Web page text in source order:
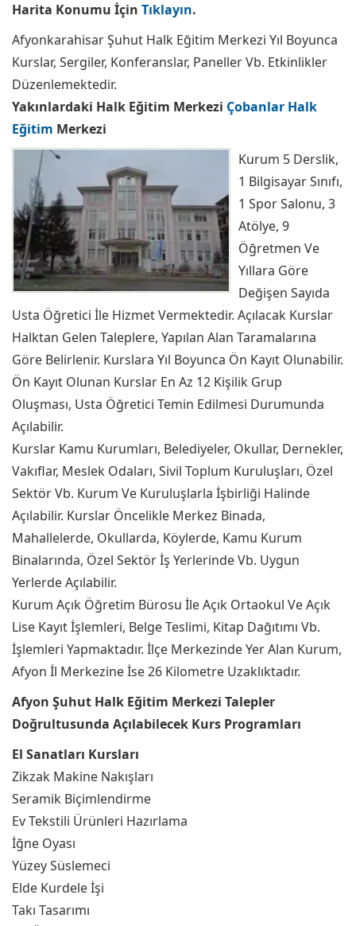
Harita Konumu İçin Tıklayın.
Afyonkarahisar Şuhut Halk Eğitim Merkezi Yıl Boyunca
Kurslar, Sergiler, Konferanslar, Paneller Vb. Etkinlikler
Düzenlemektedir.
Yakınlardaki Halk Eğitim Merkezi Çobanlar Halk
Eğitim Merkezi
Kurum 5 Derslik,
1 Bilgisayar Sınıfı,
1 Spor Salonu, 3
Atölye, 9
Öğretmen Ve
Yıllara Göre
Değişen Sayıda
Usta Öğretici İle Hizmet Vermektedir. Açılacak Kurslar
Halktan Gelen Taleplere, Yapılan Alan Taramalarına
Göre Belirlenir. Kurslara Yıl Boyunca Ön Kayıt Olunabilir.
Ön Kayıt Olunan Kurslar En Az 12 Kişilik Grup
Oluşması, Usta Öğretici Temin Edilmesi Durumunda
Açılabilir.
Kurslar Kamu Kurumları, Belediyeler, Okullar, Dernekler,
Vakıflar, Meslek Odaları, Sivil Toplum Kuruluşları, Özel
Sektör Vb. Kurum Ve Kuruluşlarla İşbirliği Halinde
Açılabilir. Kurslar Öncelikle Merkez Binada,
Mahallelerde, Okullarda, Köylerde, Kamu Kurum
Binalarında, Özel Sektör İş Yerlerinde Vb. Uygun
Yerlerde Açılabilir.
Kurum Açık Öğretim Bürosu İle Açık Ortaokul Ve Açık
Lise Kayıt İşlemleri, Belge Teslimi, Kitap Dağıtımı Vb.
İşlemleri Yapmaktadır. İlçe Merkezinde Yer Alan Kurum,
Afyon İl Merkezine İse 26 Kilometre Uzaklıktadır.
Afyon Şuhut Halk Eğitim Merkezi Talepler
Doğrultusunda Açılabilecek Kurs Programları
El Sanatları Kursları
Zikzak Makine Nakışları
Seramik Biçimlendirme
Ev Tekstili Ürünleri Hazırlama
İğne Oyası
Yüzey Süslemeci
Elde Kurdele İşi
Takı Tasarımı